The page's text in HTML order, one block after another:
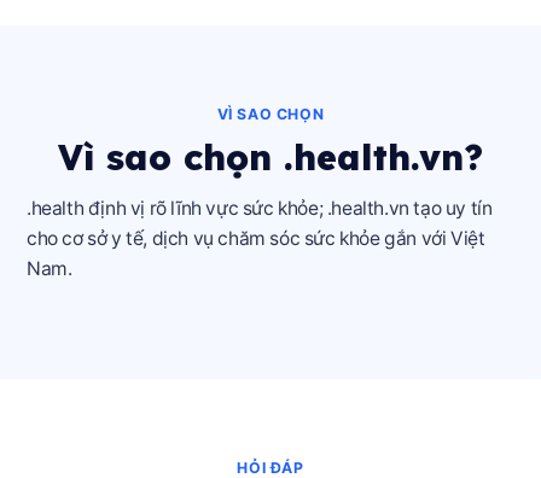
VÌ SAO CHỌN
Vì sao chọn .health.vn?
.health định vị rõ lĩnh vực sức khỏe; .health.vn tạo uy tín
cho cơ sở y tế, dịch vụ chăm sóc sức khỏe gắn với Việt
Nam.
HỎI ĐÁP